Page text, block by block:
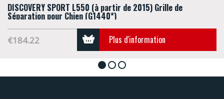
DISCOVERY SPORT L550 (à partir de 2015) Grille de
Séparation pour Chien (G1440*)
€184.22 Plus d'information
1 2 3